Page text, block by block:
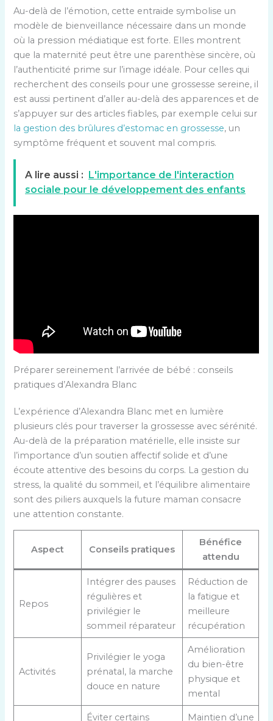
Au-delà de l’émotion, cette entraide symbolise un
modèle de bienveillance nécessaire dans un monde
où la pression médiatique est forte. Elles montrent
que la maternité peut être une parenthèse sincère, où
l’authenticité prime sur l’image idéale. Pour celles qui
recherchent des conseils pour une grossesse sereine, il
est aussi pertinent d’aller au-delà des apparences et de
s’appuyer sur des articles fiables, par exemple celui sur
la gestion des brûlures d’estomac en grossesse, un
symptôme fréquent et souvent mal compris.
A lire aussi : L'importance de l'interaction
sociale pour le développement des enfants
Préparer sereinement l’arrivée de bébé : conseils
pratiques d’Alexandra Blanc
L’expérience d’Alexandra Blanc met en lumière
plusieurs clés pour traverser la grossesse avec sérénité.
Au-delà de la préparation matérielle, elle insiste sur
l’importance d’un soutien affectif solide et d’une
écoute attentive des besoins du corps. La gestion du
stress, la qualité du sommeil, et l’équilibre alimentaire
sont des piliers auxquels la future maman consacre
une attention constante.
Aspect Conseils pratiques
Bénéfice
attendu
Repos
Intégrer des pauses
régulières et
privilégier le
sommeil réparateur
Réduction de
la fatigue et
meilleure
récupération
Activités
Privilégier le yoga
prénatal, la marche
douce en nature
Amélioration
du bien-être
physique et
mental
Éviter certains
Maintien d’une